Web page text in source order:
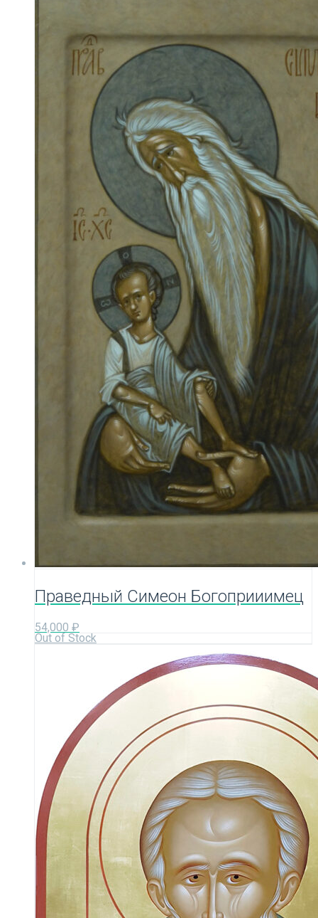
Праведный Симеон Богоприиимец
54,000 ₽
Out of Stock